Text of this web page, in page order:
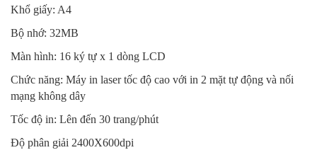
Khổ giấy: A4
Bộ nhớ: 32MB
Màn hình: 16 ký tự x 1 dòng LCD
Chức năng: Máy in laser tốc độ cao với in 2 mặt tự động và nối
mạng không dây
Tốc độ in: Lên đến 30 trang/phút
Độ phân giải 2400X600dpi